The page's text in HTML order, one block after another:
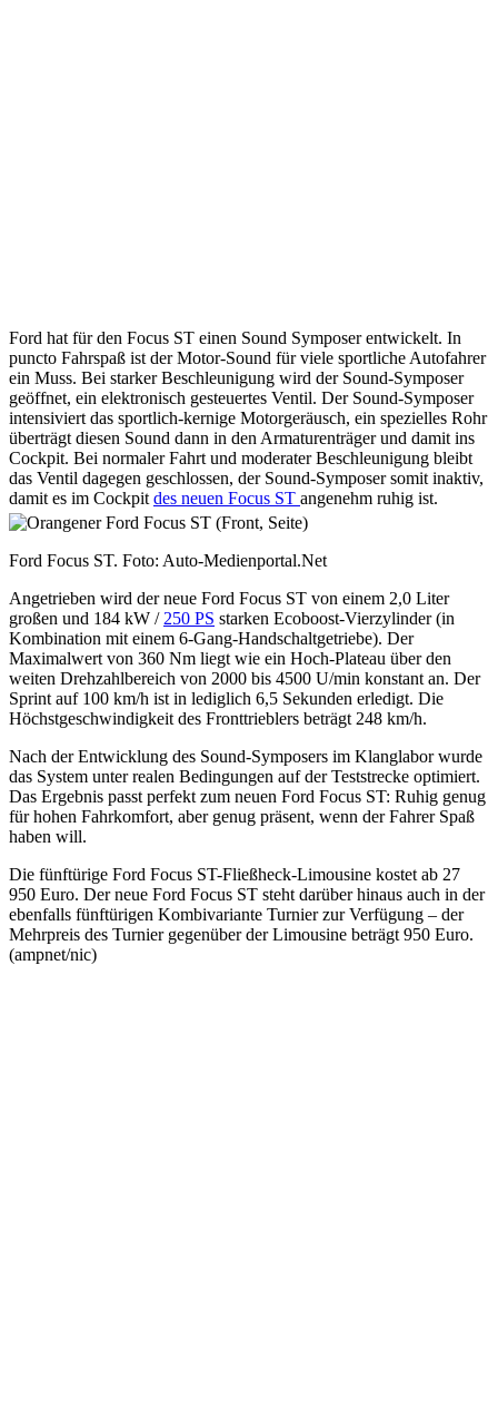
Ford hat für den Focus ST einen Sound Symposer entwickelt. In
puncto Fahrspaß ist der Motor-Sound für viele sportliche Autofahrer
ein Muss. Bei starker Beschleunigung wird der Sound-Symposer
geöffnet, ein elektronisch gesteuertes Ventil. Der Sound-Symposer
intensiviert das sportlich-kernige Motorgeräusch, ein spezielles Rohr
überträgt diesen Sound dann in den Armaturenträger und damit ins
Cockpit. Bei normaler Fahrt und moderater Beschleunigung bleibt
das Ventil dagegen geschlossen, der Sound-Symposer somit inaktiv,
damit es im Cockpit des neuen Focus ST angenehm ruhig ist.
Ford Focus ST. Foto: Auto-Medienportal.Net
Angetrieben wird der neue Ford Focus ST von einem 2,0 Liter
großen und 184 kW / 250 PS starken Ecoboost-Vierzylinder (in
Kombination mit einem 6-Gang-Handschaltgetriebe). Der
Maximalwert von 360 Nm liegt wie ein Hoch-Plateau über den
weiten Drehzahlbereich von 2000 bis 4500 U/min konstant an. Der
Sprint auf 100 km/h ist in lediglich 6,5 Sekunden erledigt. Die
Höchstgeschwindigkeit des Fronttrieblers beträgt 248 km/h.
Nach der Entwicklung des Sound-Symposers im Klanglabor wurde
das System unter realen Bedingungen auf der Teststrecke optimiert.
Das Ergebnis passt perfekt zum neuen Ford Focus ST: Ruhig genug
für hohen Fahrkomfort, aber genug präsent, wenn der Fahrer Spaß
haben will.
Die fünftürige Ford Focus ST-Fließheck-Limousine kostet ab 27
950 Euro. Der neue Ford Focus ST steht darüber hinaus auch in der
ebenfalls fünftürigen Kombivariante Turnier zur Verfügung – der
Mehrpreis des Turnier gegenüber der Limousine beträgt 950 Euro.
(ampnet/nic)